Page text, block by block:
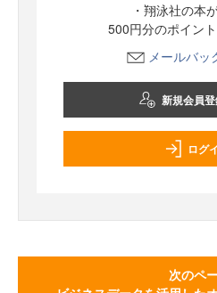
・翔泳社の本
500円分のポイン
メールバッ
新規会員
ログ
次のペ